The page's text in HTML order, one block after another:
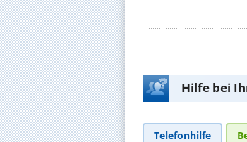
Hilfe bei
Telefonhilfe